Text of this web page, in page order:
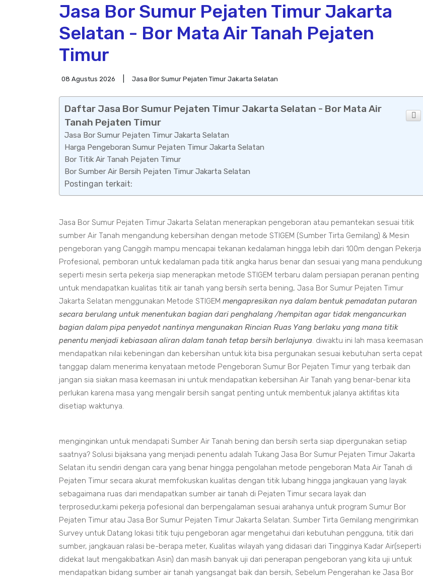
Jasa Bor Sumur Pejaten Timur Jakarta
Selatan - Bor Mata Air Tanah Pejaten
Timur
08 Agustus 2026 Jasa Bor Sumur Pejaten Timur Jakarta Selatan
Daftar Jasa Bor Sumur Pejaten Timur Jakarta Selatan - Bor Mata Air
Tanah Pejaten Timur
Jasa Bor Sumur Pejaten Timur Jakarta Selatan
Harga Pengeboran Sumur Pejaten Timur Jakarta Selatan
Bor Titik Air Tanah Pejaten Timur
Bor Sumber Air Bersih Pejaten Timur Jakarta Selatan
Postingan terkait:
Jasa Bor Sumur Pejaten Timur Jakarta Selatan menerapkan pengeboran atau pemantekan sesuai titik
sumber Air Tanah mengandung kebersihan dengan metode STIGEM (Sumber Tirta Gemilang) & Mesin
pengeboran yang Canggih mampu mencapai tekanan kedalaman hingga lebih dari 100m dengan Pekerja
Profesional, pemboran untuk kedalaman pada titik angka harus benar dan sesuai yang mana pendukung
seperti mesin serta pekerja siap menerapkan metode STIGEM terbaru dalam persiapan peranan penting
untuk mendapatkan kualitas titik air tanah yang bersih serta bening, Jasa Bor Sumur Pejaten Timur
Jakarta Selatan menggunakan Metode STIGEM mengapresikan nya dalam bentuk pemadatan putaran
secara berulang untuk menentukan bagian dari penghalang /hempitan agar tidak mengancurkan
bagian dalam pipa penyedot nantinya mengunakan Rincian Ruas Yang berlaku yang mana titik
penentu menjadi kebiasaan aliran dalam tanah tetap bersih berlajunya. diwaktu ini lah masa keemasan
mendapatkan nilai kebeningan dan kebersihan untuk kita bisa pergunakan sesuai kebutuhan serta cepat
tanggap dalam menerima kenyataan metode Pengeboran Sumur Bor Pejaten Timur yang terbaik dan
jangan sia siakan masa keemasan ini untuk mendapatkan kebersihan Air Tanah yang benar-benar kita
perlukan karena masa yang mengalir bersih sangat penting untuk membentuk jalanya aktifitas kita
disetiap waktunya.
menginginkan untuk mendapati Sumber Air Tanah bening dan bersih serta siap dipergunakan setiap
saatnya? Solusi bijaksana yang menjadi penentu adalah Tukang Jasa Bor Sumur Pejaten Timur Jakarta
Selatan itu sendiri dengan cara yang benar hingga pengolahan metode pengeboran Mata Air Tanah di
Pejaten Timur secara akurat memfokuskan kualitas dengan titik lubang hingga jangkauan yang layak
sebagaimana ruas dari mendapatkan sumber air tanah di Pejaten Timur secara layak dan
terprosedur,kami pekerja pofesional dan berpengalaman sesuai arahanya untuk program Sumur Bor
Pejaten Timur atau Jasa Bor Sumur Pejaten Timur Jakarta Selatan. Sumber Tirta Gemilang mengirimkan
Survey untuk Datang lokasi titik tuju pengeboran agar mengetahui dari kebutuhan pengguna, titik dari
sumber, jangkauan ralasi be-berapa meter, Kualitas wilayah yang didasari dari Tingginya Kadar Air(seperti
didekat laut mengakibatkan Asin) dan masih banyak uji dari penerapan pengeboran yang kita uji untuk
mendapatkan bidang sumber air tanah yangsangat baik dan bersih, Sebelum Pengerahan ke Jasa Bor